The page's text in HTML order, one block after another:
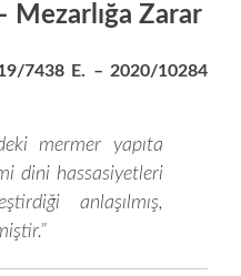
Mezarlığa Zarar
7438 E. – 2020/10284
mermer yapıta
dini hassasiyetleri
anlaşılmış,